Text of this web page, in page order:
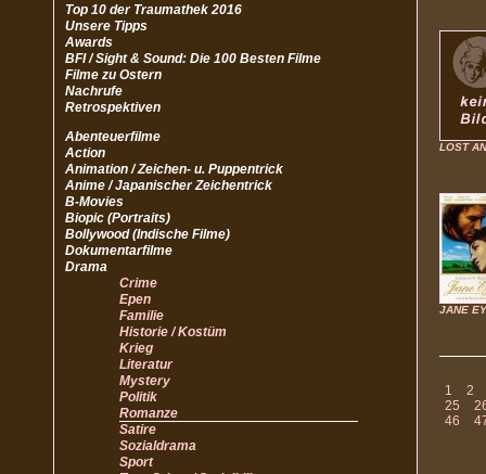
Top 10 der Traumathek 2016
Unsere Tipps
Awards
BFI / Sight & Sound: Die 100 Besten Filme
Filme zu Ostern
Nachrufe
Retrospektiven
Abenteuerfilme
Action
Animation / Zeichen- u. Puppentrick
Anime / Japanischer Zeichentrick
B-Movies
Biopic (Portraits)
Bollywood (Indische Filme)
Dokumentarfilme
Drama
Crime
Epen
Familie
Historie / Kostüm
Krieg
Literatur
Mystery
Politik
Romanze
Satire
Sozialdrama
Sport
LOST
JANE
1
2
25
46